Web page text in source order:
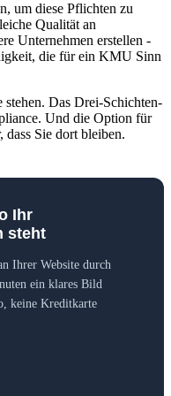
um diese Pflichten zu
Qualität an
Unternehmen erstellen -
die für ein KMU Sinn
Das Drei-Schichten-
Und die Option für
Sie dort bleiben.
Ihr
steht
Ihrer Website durch
ein klares Bild
keine Kreditkarte